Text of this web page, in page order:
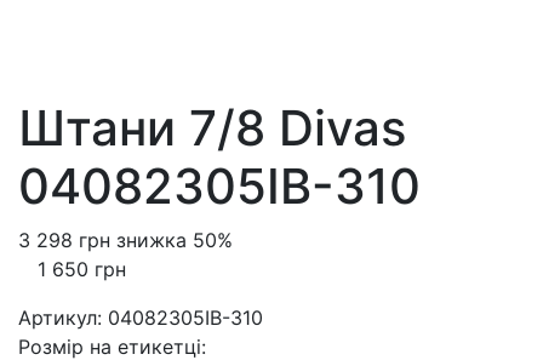
Штани 7/8 Divas
04082305IB-310
3 298 грн знижка 50%
1 650 грн
Артикул: 04082305IB-310
Розмiр на етикетці: